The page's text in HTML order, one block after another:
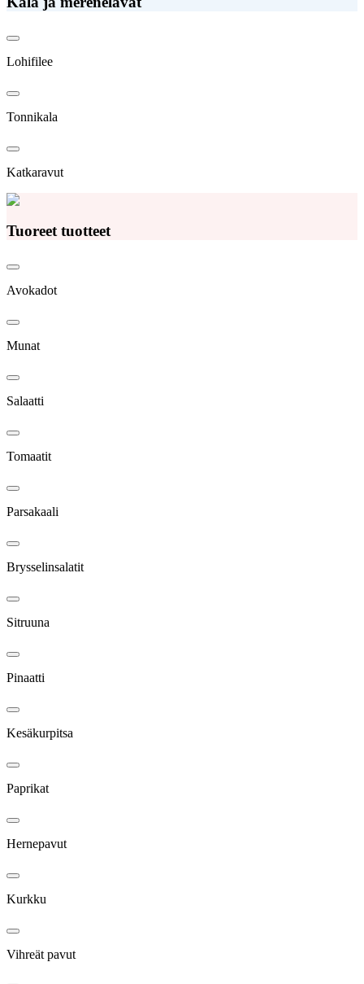
Lohifilee
Tonnikala
Katkaravut
Tuoreet tuotteet
Avokadot
Munat
Salaatti
Tomaatit
Parsakaali
Brysselinsalatit
Sitruuna
Pinaatti
Kesäkurpitsa
Paprikat
Hernepavut
Kurkku
Vihreät pavut